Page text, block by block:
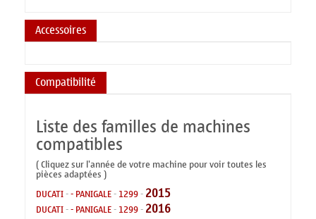
Accessoires
Compatibilité
Liste des familles de machines
compatibles
( Cliquez sur l'année de votre machine pour voir toutes les
pièces adaptées )
DUCATI-- PANIGALE-1299-2015
DUCATI-- PANIGALE-1299-2016